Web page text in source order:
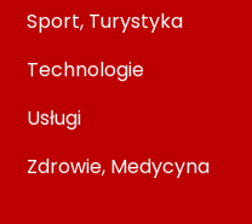
Sport, Turystyka
Technologie
Usługi
Zdrowie, Medycyna